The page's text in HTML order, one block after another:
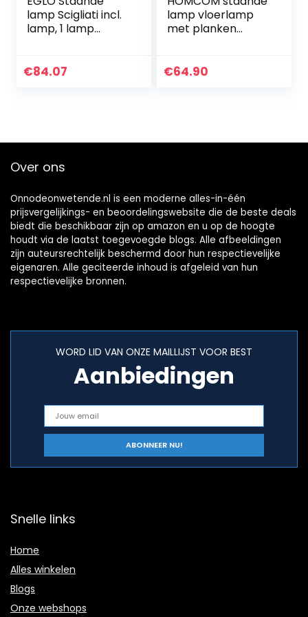
lamp Scigliati incl.
lamp, 1 lamp
lamp van staal en
trapschakelaar,
€84.07
lamp vloerlamp
met planken
woon-/slaapkame
€64.90
Over ons
Onnodeonwetende.nl is een moderne alles-in-één
prijsvergelijkings- en beoordelingswebsite die de beste deals
biedt die beschikbaar zijn op amazon en u op de hoogte
houdt via de laatst toegevoegde blogs. Alle afbeeldingen
zijn auteursrechtelijk beschermd door hun respectievelijke
eigenaren. Alle geciteerde inhoud is afgeleid van hun
respectievelijke bronnen.
WORD LID VAN ONZE MAILLIJST VOOR BEST
Aanbiedingen
Snelle links
Home
Alles winkelen
Blogs
Onze webshops